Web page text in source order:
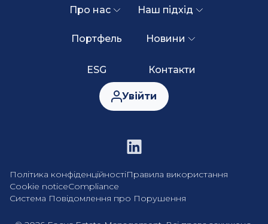
Про нас Наш підхід
Портфель Новини
ESG Контакти
Увійти
Політика конфіденційностіПравила використання
Cookie noticeCompliance
Система Повідомлення про Порушення